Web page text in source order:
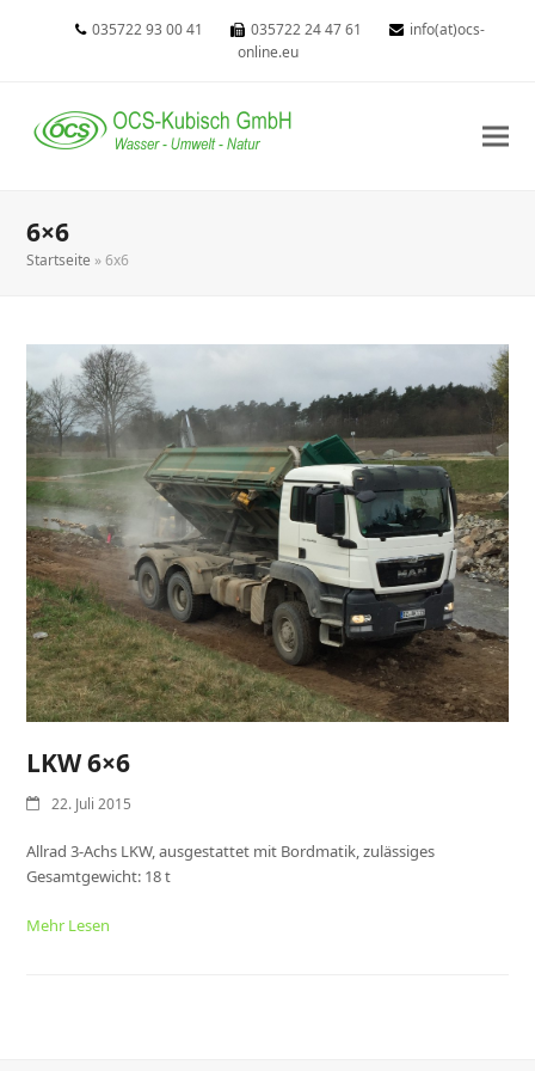
035722 93 00 41 035722 24 47 61
info(at)ocs-
online.eu
6×6
Startseite »6x6
LKW 6×6
22. Juli 2015
Allrad 3-Achs LKW, ausgestattet mit Bordmatik, zulässiges
Gesamtgewicht: 18 t
Mehr Lesen